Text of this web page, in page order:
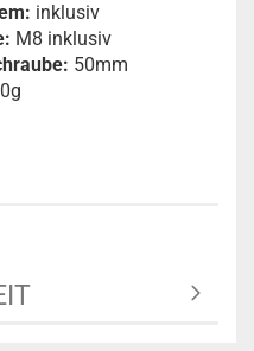
inklusiv
M8 inklusiv
50mm